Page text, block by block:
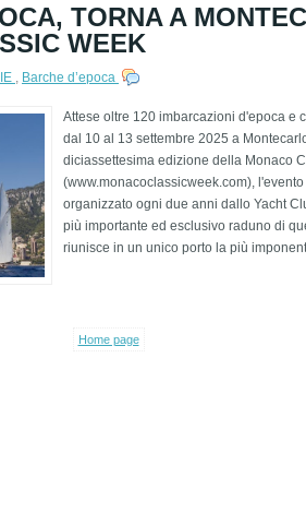
TORNA A
WEEK
Barche d’epoca
Attese oltre 120 imbarcazioni d'epoca e
dal 10 al 13 settembre 2025 a
diciassettesima edizione della Monaco
(www.monacoclassicweek.com),
organizzato ogni due anni dallo Yacht
più importante ed esclusivo raduno di
riunisce in un unico porto la più
Home page